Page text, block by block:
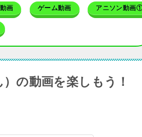
画 ゲーム動画 アニソン動画
の動画を楽しもう！